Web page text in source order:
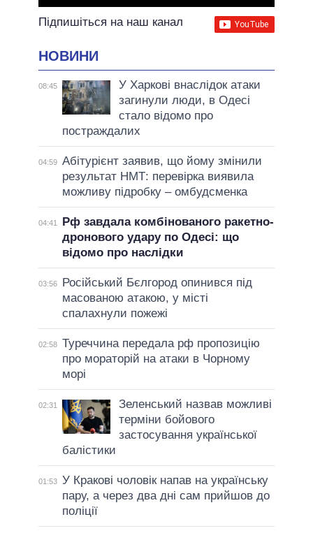
Підпишіться на наш канал
НОВИНИ
08:45
У Харкові внаслідок атаки
загинули люди, в Одесі
стало відомо про
постраждалих
04:59 Абітурієнт заявив, що йому змінили
результат НМТ: перевірка виявила
можливу підробку – омбудсменка
04:41
Рф завдала комбінованого ракетно-
дронового удару по Одесі: що
відомо про наслідки
03:56
Російський Бєлгород опинився під
масованою атакою, у місті
спалахнули пожежі
02:58 Туреччина передала рф пропозицію
про мораторій на атаки в Чорному
морі
02:31
Зеленський назвав можливі
терміни бойового
застосування української
балістики
01:53 У Кракові чоловік напав на українську
пару, а через два дні сам прийшов до
поліції